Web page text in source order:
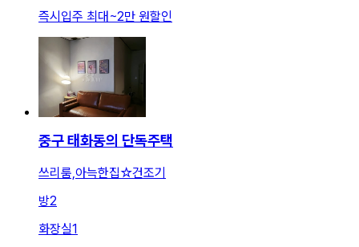
즉시입주 최대~2만 원할인
중구 태화동의 단독주택
쓰리룸,아늑한집☆건조기
방2
화장실1